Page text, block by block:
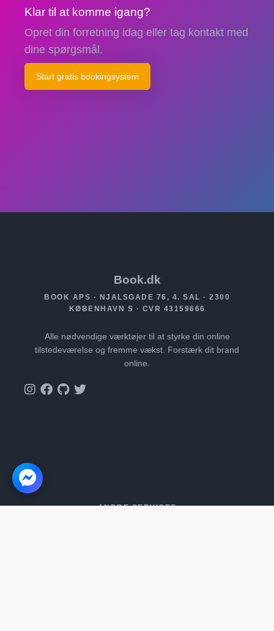
Klar til at komme igang?
Opret din forretning idag eller tag kontakt med
dine spørgsmål.
Start gratis bookingsystem
Book.dk
BOOK APS · NJALSGADE 76, 4. SAL · 2300
KØBENHAVN S · CVR 43159666
Alle nødvendige værktøjer til at styrke din online
tilstedeværelse og fremme vækst. Forstærk dit brand
online.
ANDRE SERVICES